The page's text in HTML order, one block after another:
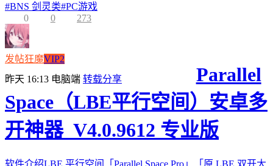
#BNS 剑灵类#PC游戏
0
0 273
发帖狂魔VIP2
昨天 16:13 电脑端 转载分享
Parallel
Space（LBE平行空间）安卓多
开神器_V4.0.9612 专业版
软件介绍LBE 平行空间「Parallel Space Pro」「原 LBE 双开大